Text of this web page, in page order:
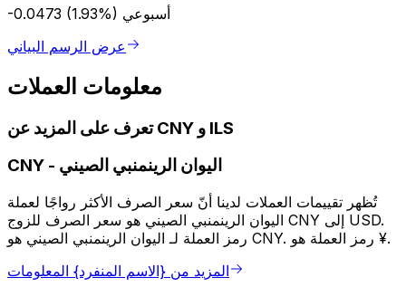
-0.0473 (1.93%) أسبوعي
عرض الرسم البياني
معلومات العملات
تعرف على المزيد عن CNY و ILS
CNY - اليوان الرينمنبي الصيني
تُظهر تقييمات العملات لدينا أنّ سعر الصرف الأكثر رواجًا لعملة
اليوان الرينمنبي الصيني هو سعر الصرف للزوج CNY إلى USD.
رمز العملة لـ اليوان الرينمنبي الصيني هو CNY. رمز العملة هو ¥.
المزيد من {الاسم المنفرد} المعلومات